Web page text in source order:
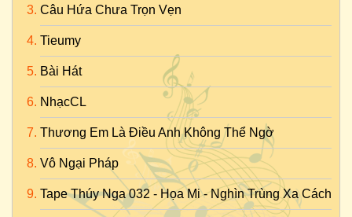
Câu Hứa Chưa Trọn Vẹn
Tieumy
Bài Hát
NhạcCL
Thương Em Là Điều Anh Không Thể Ngờ
Vô Ngại Pháp
Tape Thúy Nga 032 - Họa Mi - Nghìn Trùng Xa Cách